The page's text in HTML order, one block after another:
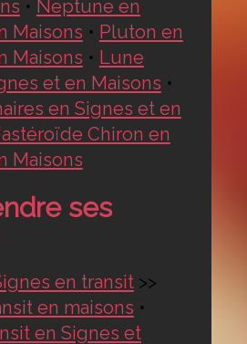
• Neptune en
Maisons • Pluton en
Maisons • Lune
et en Maisons •
en Signes et en
Chiron en
Maisons
ses
en transit>>
en maisons •
en Signes et